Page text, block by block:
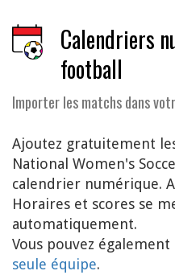
Calendriers
football
Importer les matchs dans
Ajoutez gratuitement
National Women's
calendrier numérique.
Horaires et scores se
automatiquement.
Vous pouvez
seule équipe.